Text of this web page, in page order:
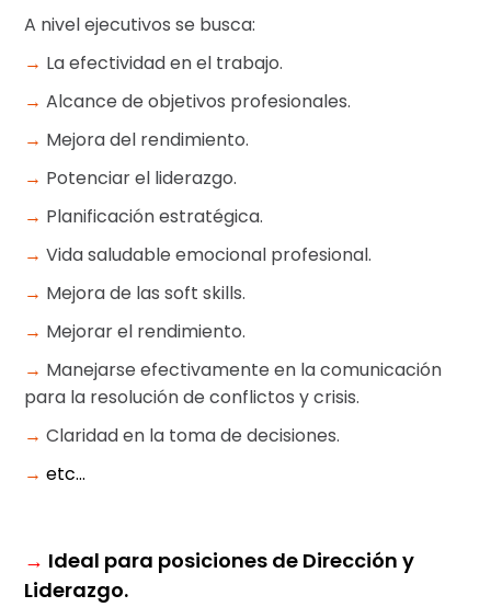
A nivel ejecutivos se busca:
→ La efectividad en el trabajo.
→ Alcance de objetivos profesionales.
→ Mejora del rendimiento.
→ Potenciar el liderazgo.
→ Planificación estratégica.
→ Vida saludable emocional profesional.
→ Mejora de las soft skills.
→ Mejorar el rendimiento.
→ Manejarse efectivamente en la comunicación
para la resolución de conflictos y crisis.
→ Claridad en la toma de decisiones.
→etc…
→ Ideal para posiciones de Dirección y
Liderazgo.